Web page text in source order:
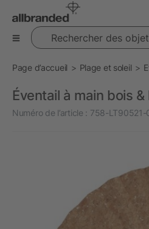
Rechercher des objets
Page d’accueil Plage et soleil
Éventail à main bois &
Numéro de l’article : 758-LT90521-